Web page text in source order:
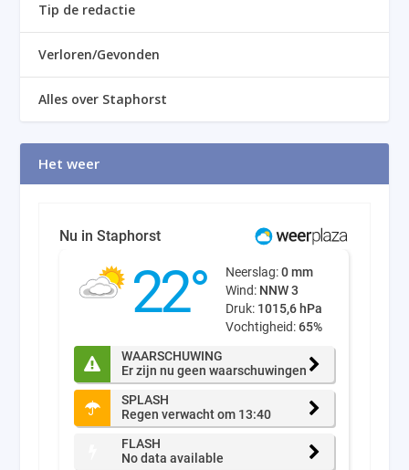
Tip de redactie
Verloren/Gevonden
Alles over Staphorst
Het weer